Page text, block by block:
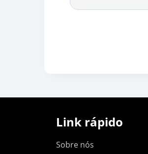
Link rápido
Sobre nós